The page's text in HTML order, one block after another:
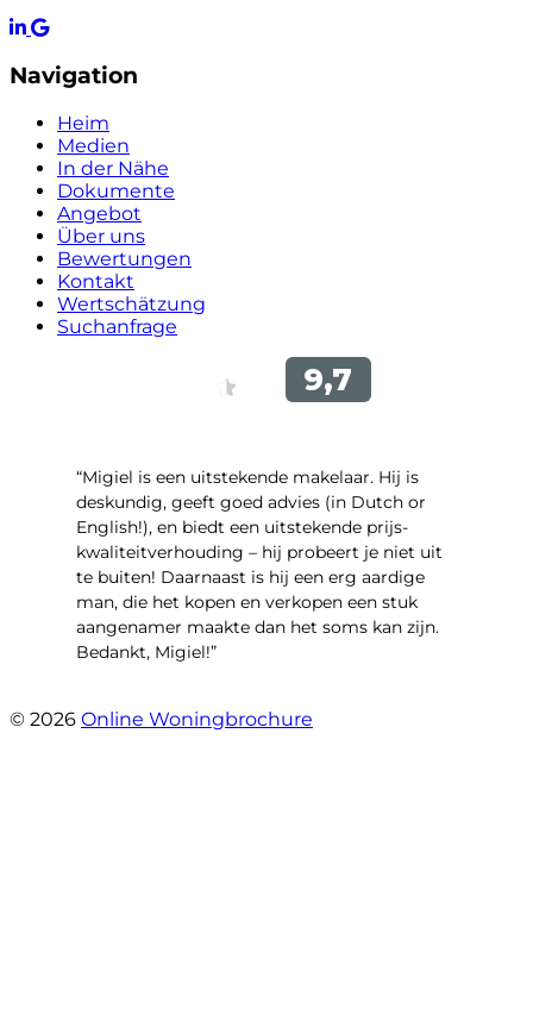
Navigation
Heim
Medien
In der Nähe
Dokumente
Angebot
Über uns
Bewertungen
Kontakt
Wertschätzung
Suchanfrage
“Migiel is een uitstekende makelaar. Hij is
deskundig, geeft goed advies (in Dutch or
English!), en biedt een uitstekende prijs-
kwaliteitverhouding – hij probeert je niet uit
te buiten! Daarnaast is hij een erg aardige
man, die het kopen en verkopen een stuk
aangenamer maakte dan het soms kan zijn.
Bedankt, Migiel!”
© 2026 Online Woningbrochure